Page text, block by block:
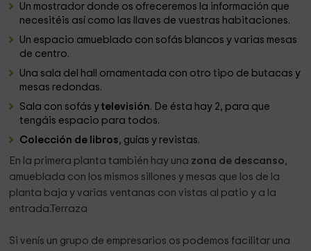
Un mostrador donde os ofreceremos la información que
necesitéis así como las llaves de vuestras habitaciones.
Un espacio amueblado con sofás blancos y varias mesas
de centro.
Una sala del hall ornamentada con otro tipo de butacas y
mesas redondas.
Sala con sofás ytelevisión. De ésta hay 2, para que
tengáis espacio para todos.
Colección de libros, guías y revistas.
En la primera planta también hay una zona de descanso,
amueblada con los mismos sillones y mesas que los de la
planta baja y varias ventanas con vistas al patio y a la
entrada.Terraza
Si venís un grupo de empresarios os podemos facilitar una